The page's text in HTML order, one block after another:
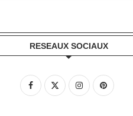
RESEAUX SOCIAUX